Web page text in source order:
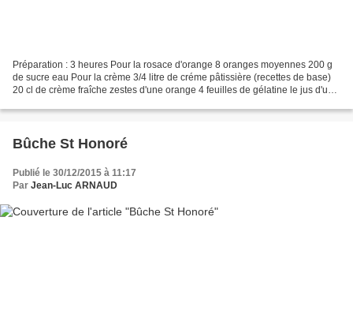
Préparation : 3 heures Pour la rosace d'orange 8 oranges moyennes 200 g
de sucre eau Pour la crème 3/4 litre de créme pâtissière (recettes de base)
20 cl de crème fraîche zestes d'une orange 4 feuilles de gélatine le jus d'une
Bûche St Honoré
Publié le 30/12/2015 à 11:17
Par Jean-Luc ARNAUD